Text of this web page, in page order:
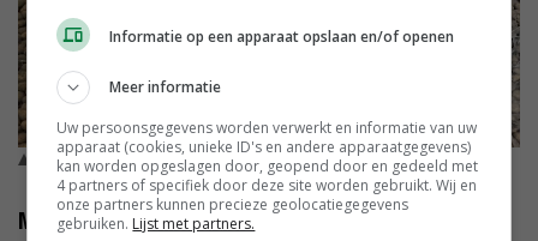
© UPL
Meer netto kilo's
Informatie op een apparaat opslaan en/of openen
Meer informatie
Uw persoonsgegevens worden verwerkt en informatie van uw
apparaat (cookies, unieke ID's en andere apparaatgegevens)
kan worden opgeslagen door, geopend door en gedeeld met
4 partners of specifiek door deze site worden gebruikt. Wij en
onze partners kunnen precieze geolocatiegegevens
gebruiken. Lijst met partners.